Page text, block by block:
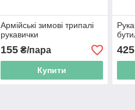
Армійські зимові трипалі
рукавички
155₴/пара
Купити
425